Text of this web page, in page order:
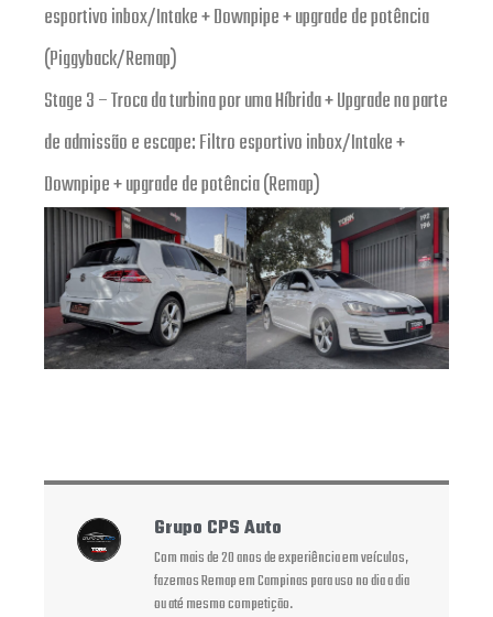
esportivo inbox/Intake + Downpipe + upgrade de potência
(Piggyback/Remap)
Stage 3 – Troca da turbina por uma Híbrida + Upgrade na parte
de admissão e escape: Filtro esportivo inbox/Intake +
Downpipe + upgrade de potência (Remap)
Grupo CPS Auto
Com mais de 20 anos de experiência em veículos,
fazemos Remap em Campinas para uso no dia a dia
ou até mesmo competição.